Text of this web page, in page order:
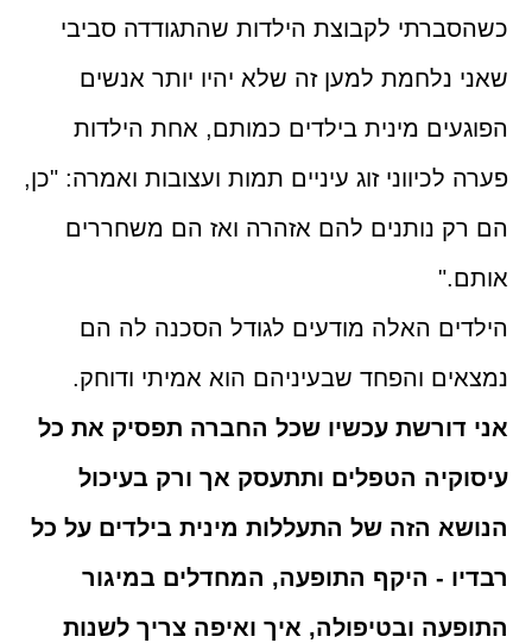
כשהסברתי לקבוצת הילדות שהתגודדה סביבי
שאני נלחמת למען זה שלא יהיו יותר אנשים
הפוגעים מינית בילדים כמותם, אחת הילדות
פערה לכיווני זוג עיניים תמות ועצובות ואמרה: "כן,
הם רק נותנים להם אזהרה ואז הם משחררים
אותם".
הילדים האלה מודעים לגודל הסכנה לה הם
נמצאים והפחד שבעיניהם הוא אמיתי ודוחק.
אני דורשת עכשיו שכל החברה תפסיק את כל
עיסוקיה הטפלים ותתעסק אך ורק בעיכול
הנושא הזה של התעללות מינית בילדים על כל
רבדיו - היקף התופעה, המחדלים במיגור
התופעה ובטיפולה, איך ואיפה צריך לשנות